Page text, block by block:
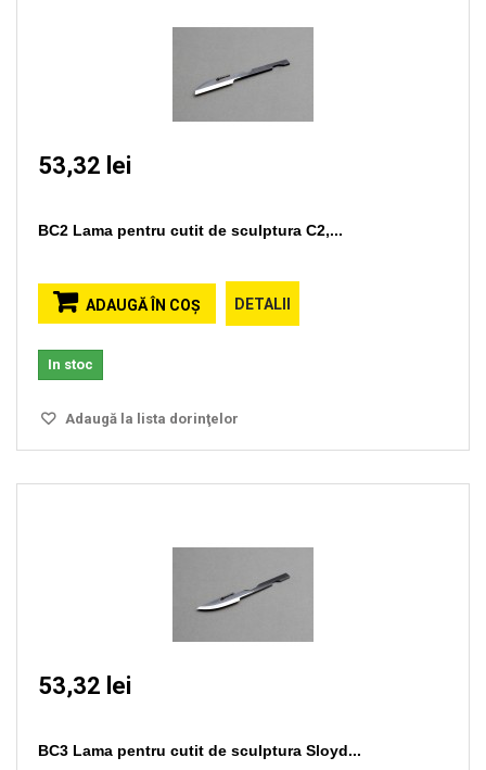
53,32 lei
BC2 Lama pentru cutit de sculptura C2,...
ADAUGĂ ÎN COŞ DETALII
In stoc
Adaugă la lista dorinţelor
53,32 lei
BC3 Lama pentru cutit de sculptura Sloyd...